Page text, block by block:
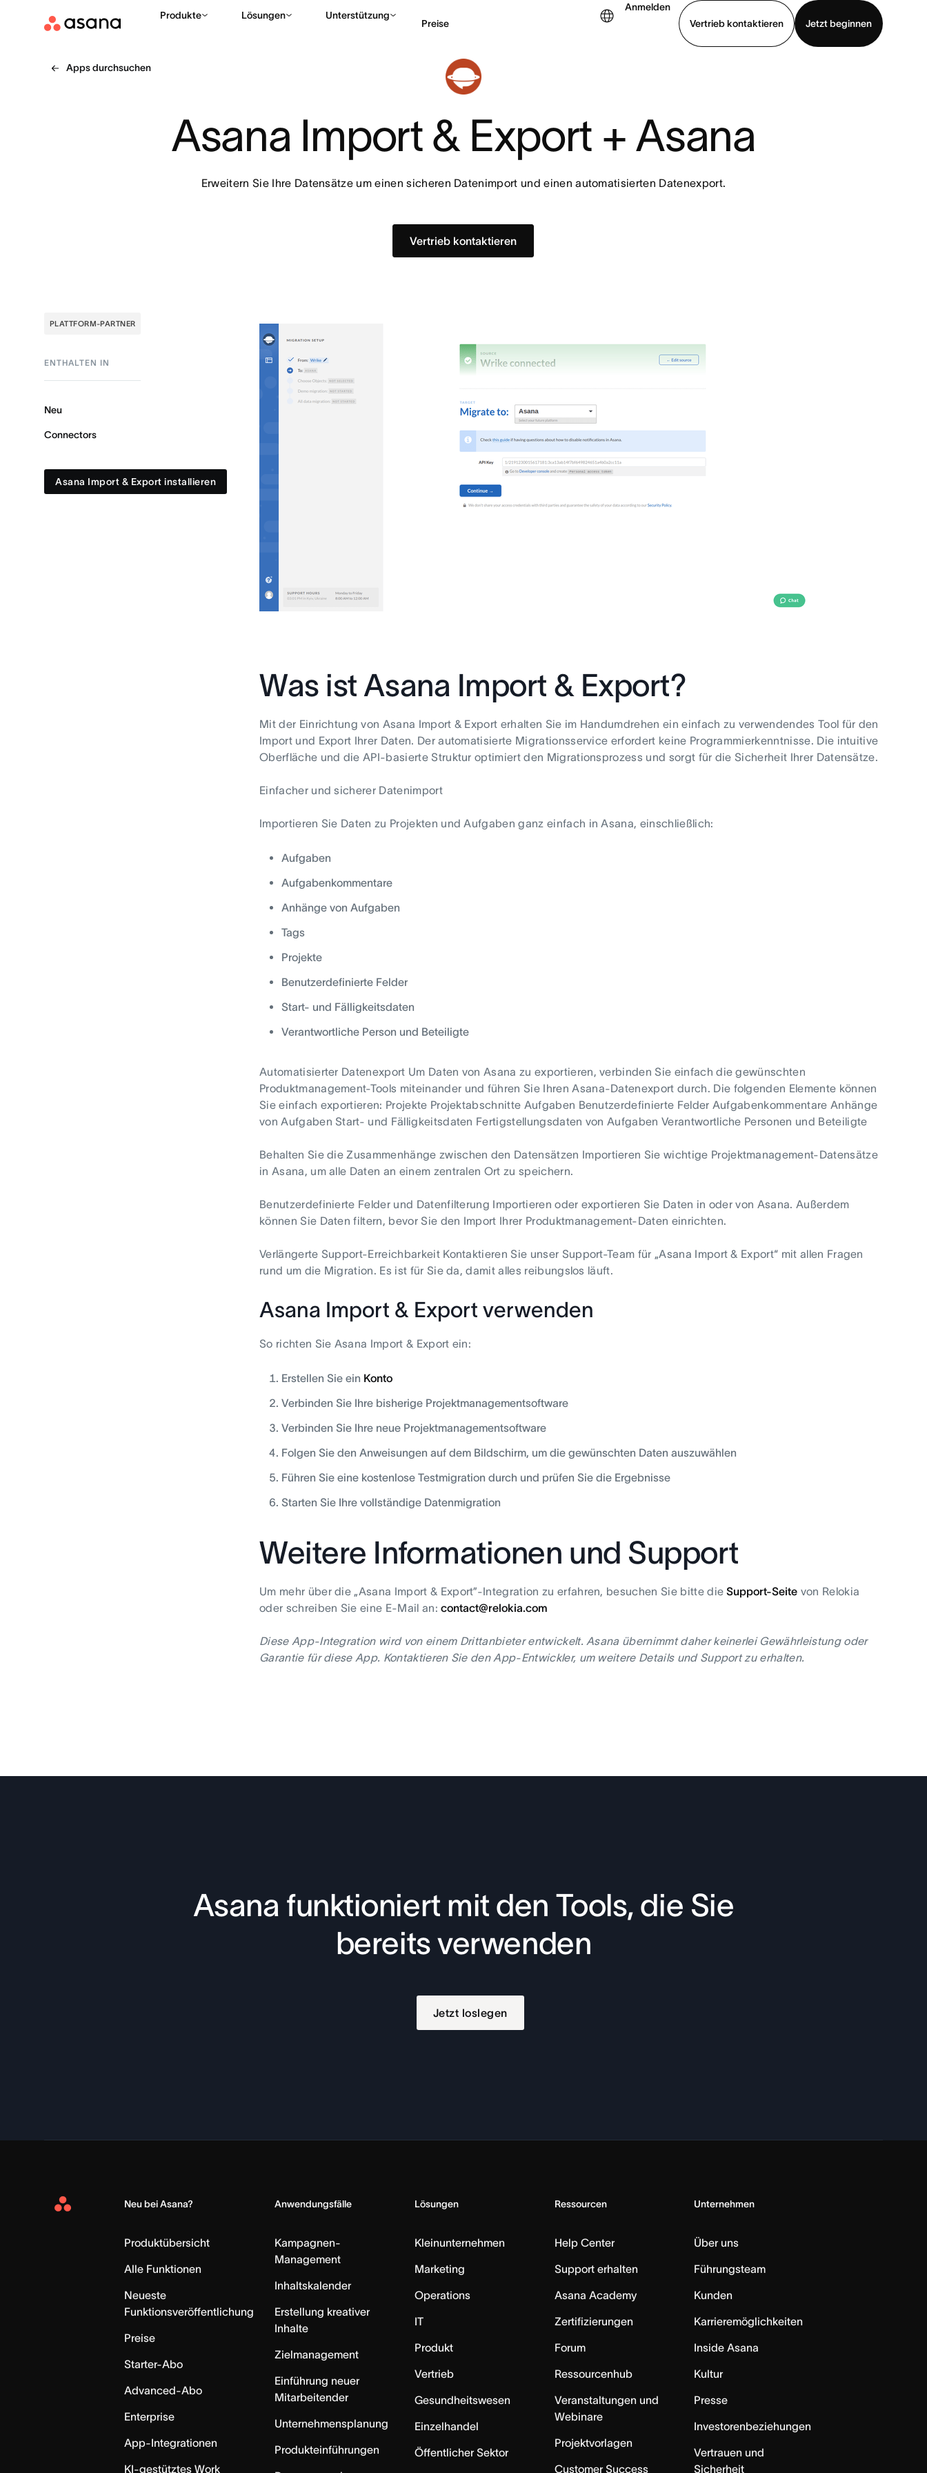
Produkte Lösungen Unterstützung
Preise
Anmelden
Vertrieb kontaktieren
Jetzt beginnen
Apps durchsuchen
Asana Import & Export + Asana
Erweitern Sie Ihre Datensätze um einen sicheren Datenimport und einen automatisierten Datenexport.
Vertrieb kontaktieren
PLATTFORM-PARTNER
ENTHALTEN IN
Neu
Connectors
Asana Import & Export installieren
Was ist Asana Import & Export?
Mit der Einrichtung von Asana Import & Export erhalten Sie im Handumdrehen ein einfach zu verwendendes Tool für den
Import und Export Ihrer Daten. Der automatisierte Migrationsservice erfordert keine Programmierkenntnisse. Die intuitive
Oberfläche und die API-basierte Struktur optimiert den Migrationsprozess und sorgt für die Sicherheit Ihrer Datensätze.
Einfacher und sicherer Datenimport
Importieren Sie Daten zu Projekten und Aufgaben ganz einfach in Asana, einschließlich:
Aufgaben
Aufgabenkommentare
Anhänge von Aufgaben
Tags
Projekte
Benutzerdefinierte Felder
Start- und Fälligkeitsdaten
Verantwortliche Person und Beteiligte
Automatisierter Datenexport Um Daten von Asana zu exportieren, verbinden Sie einfach die gewünschten
Produktmanagement-Tools miteinander und führen Sie Ihren Asana-Datenexport durch. Die folgenden Elemente können
Sie einfach exportieren: Projekte Projektabschnitte Aufgaben Benutzerdefinierte Felder Aufgabenkommentare Anhänge
von Aufgaben Start- und Fälligkeitsdaten Fertigstellungsdaten von Aufgaben Verantwortliche Personen und Beteiligte
Behalten Sie die Zusammenhänge zwischen den Datensätzen Importieren Sie wichtige Projektmanagement-Datensätze
in Asana, um alle Daten an einem zentralen Ort zu speichern.
Benutzerdefinierte Felder und Datenfilterung Importieren oder exportieren Sie Daten in oder von Asana. Außerdem
können Sie Daten filtern, bevor Sie den Import Ihrer Produktmanagement-Daten einrichten.
Verlängerte Support-Erreichbarkeit Kontaktieren Sie unser Support-Team für „Asana Import & Export“ mit allen Fragen
rund um die Migration. Es ist für Sie da, damit alles reibungslos läuft.
Asana Import & Export verwenden
So richten Sie Asana Import & Export ein:
Erstellen Sie ein Konto
Verbinden Sie Ihre bisherige Projektmanagementsoftware
Verbinden Sie Ihre neue Projektmanagementsoftware
Folgen Sie den Anweisungen auf dem Bildschirm, um die gewünschten Daten auszuwählen
Führen Sie eine kostenlose Testmigration durch und prüfen Sie die Ergebnisse
Starten Sie Ihre vollständige Datenmigration
Weitere Informationen und Support
Um mehr über die „Asana Import & Export”-Integration zu erfahren, besuchen Sie bitte dieSupport-Seite von Relokia
oder schreiben Sie eine E-Mail an:contact@relokia.com
Diese App-Integration wird von einem Drittanbieter entwickelt. Asana übernimmt daher keinerlei Gewährleistung oder
Garantie für diese App. Kontaktieren Sie den App-Entwickler, um weitere Details und Support zu erhalten.
Asana funktioniert mit den Tools, die Sie
bereits verwenden
Jetzt loslegen
Asana
Neu bei Asana?
Produktübersicht
Alle Funktionen
Neueste
Funktionsveröffentlichung
Preise
Starter-Abo
Advanced-Abo
Enterprise
App-Integrationen
KI-gestütztes Work
Anwendungsfälle
Kampagnen-
Management
Inhaltskalender
Erstellung kreativer
Inhalte
Zielmanagement
Einführung neuer
Mitarbeitender
Unternehmensplanung
Produkteinführungen
Lösungen
Kleinunternehmen
Marketing
Operations
IT
Produkt
Vertrieb
Gesundheitswesen
Einzelhandel
Öffentlicher Sektor
Ressourcen
Help Center
Support erhalten
Asana Academy
Zertifizierungen
Forum
Ressourcenhub
Veranstaltungen und
Webinare
Projektvorlagen
Customer Success
Unternehmen
Über uns
Führungsteam
Kunden
Karrieremöglichkeiten
Inside Asana
Kultur
Presse
Investorenbeziehungen
Vertrauen und
Sicherheit